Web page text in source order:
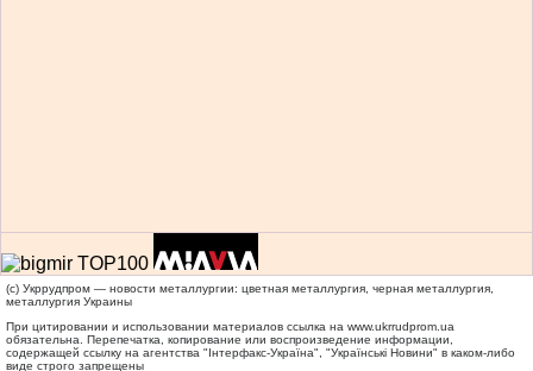
(c) Укррудпром — новости металлургии: цветная металлургия, черная металлургия,
металлургия Украины
При цитировании и использовании материалов ссылка на www.ukrrudprom.ua
обязательна. Перепечатка, копирование или воспроизведение информации,
содержащей ссылку на агентства "Iнтерфакс-Україна", "Українськi Новини" в каком-либо
виде строго запрещены